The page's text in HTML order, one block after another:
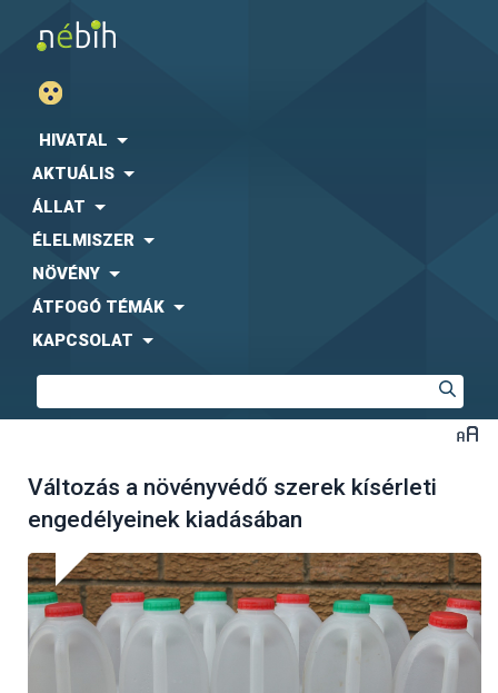
HIVATAL
AKTUÁLIS
ÁLLAT
ÉLELMISZER
NÖVÉNY
ÁTFOGÓ TÉMÁK
KAPCSOLAT
Változás a növényvédő szerek kísérleti
engedélyeinek kiadásában